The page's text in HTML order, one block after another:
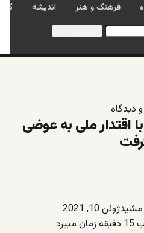
فرهنگ و هنر اندیشه
دیدگاه
با اقتدار ملی به عوضی
مشیدژوئن 10, 2021